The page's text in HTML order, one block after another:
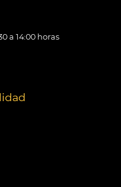
a 14:00 horas